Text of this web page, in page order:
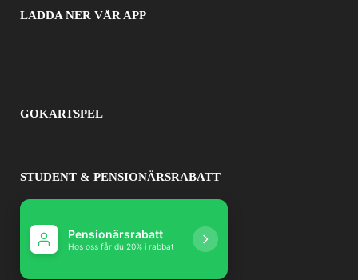
LADDA NER VÅR APP
GOKARTSPEL
STUDENT & PENSIONÄRSRABATT
Pensionärsrabatt
Hos oss får du 20% i rabbat